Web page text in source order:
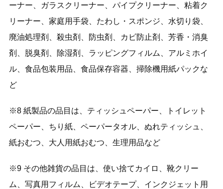
ーナー、ガラスクリーナー、パイプクリーナー、粘着ク
リーナー、家庭用手袋、たわし・スポンジ、水切り袋、
廃油処理剤、殺虫剤、防虫剤、カビ防止剤、芳香・消臭
剤、脱臭剤、除湿剤、ラッピングフィルム、アルミホイ
ル、食品包装用品、食品保存容器、掃除機用紙パックな
ど
※8 紙製品の品目は、ティッシュペーパー、トイレット
ペーパー、ちり紙、ペーパータオル、ぬれティッシュ、
紙おむつ、大人用紙おむつ、生理用品など
※9 その他雑貨の品目は、使い捨てカイロ、靴クリー
ム、写真用フィルム、ビデオテープ、インクジェット用